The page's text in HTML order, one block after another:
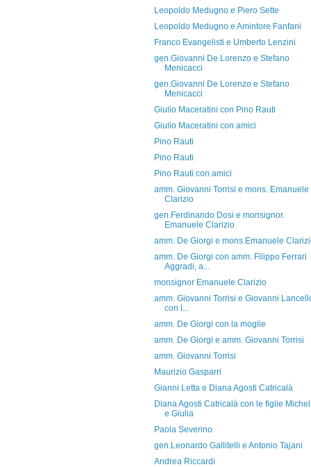
Leopoldo Medugno e Piero Sette
Leopoldo Medugno e Amintore Fanfani
Franco Evangelisti e Umberto Lenzini
gen.Giovanni De Lorenzo e Stefano
Menicacci
gen.Giovanni De Lorenzo e Stefano
Menicacci
Giulio Maceratini con Pino Rauti
Giulio Maceratini con amici
Pino Rauti
Pino Rauti
Pino Rauti con amici
amm. Giovanni Torrisi e mons. Emanuele
Clarizio
gen.Ferdinando Dosi e monsignor.
Emanuele Clarizio
amm. De Giorgi e mons.Emanuele
amm. De Giorgi con amm. Filippo Ferrari
Aggradi, a...
monsignor Emanuele Clarizio
amm. Giovanni Torrisi e Giovanni
con l...
amm. De Giorgi con la moglie
amm. De Giorgi e amm. Giovanni Torrisi
amm. Giovanni Torrisi
Maurizio Gasparri
Gianni Letta e Diana Agosti Catricalà
Diana Agosti Catricalà con le figlie
e Giulia
Paola Severino
gen.Leonardo Gallitelli e Antonio Tajani
Andrea Riccardi